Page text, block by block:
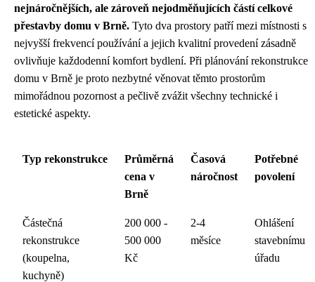
nejnáročnějších, ale zároveň nejodměňujících částí celkové
přestavby domu v Brně. Tyto dva prostory patří mezi místnosti s
nejvyšší frekvencí používání a jejich kvalitní provedení zásadně
ovlivňuje každodenní komfort bydlení. Při plánování rekonstrukce
domu v Brně je proto nezbytné věnovat těmto prostorům
mimořádnou pozornost a pečlivě zvážit všechny technické i
estetické aspekty.
Typ rekonstrukce
Průměrná
cena v
Brně
Časová
náročnost
Potřebné
povolení
Částečná
rekonstrukce
(koupelna,
kuchyně)
200 000 -
500 000
Kč
2-4
měsíce
Ohlášení
stavebnímu
úřadu